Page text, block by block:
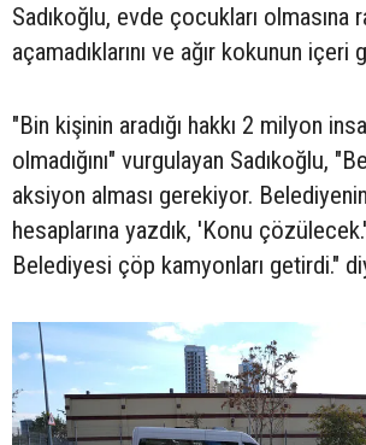
Sadıkoğlu, evde çocukları olmasına
açamadıklarını ve ağır kokunun içeri
"Bin kişinin aradığı hakkı 2 milyon
olmadığını" vurgulayan Sadıkoğlu,
aksiyon alması gerekiyor.
hesaplarına yazdık, 'Konu
Belediyesi çöp kamyonları getirdi."